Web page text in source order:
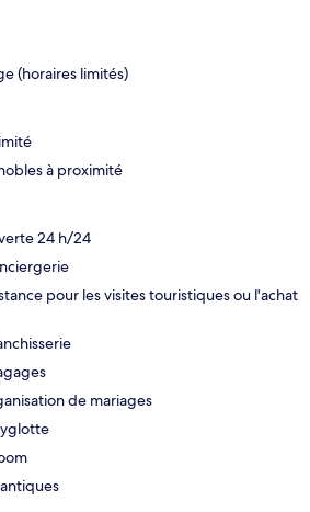
(horaires limités)
à proximité
24 h/24
pour les visites touristiques ou l'achat
de mariages